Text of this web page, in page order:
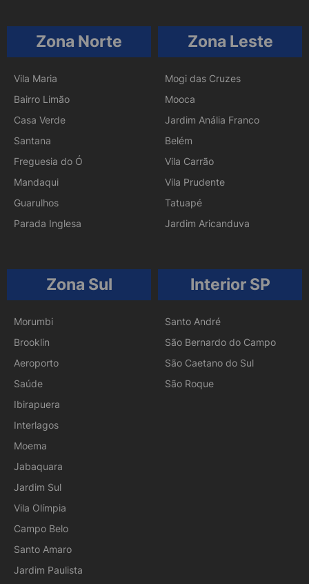
Zona Norte
Vila Maria
Bairro Limão
Casa Verde
Santana
Freguesia do Ó
Mandaqui
Guarulhos
Parada Inglesa
Zona Leste
Mogi das Cruzes
Mooca
Jardim Anália Franco
Belém
Vila Carrão
Vila Prudente
Tatuapé
Jardim Aricanduva
Zona Sul
Morumbi
Brooklin
Aeroporto
Saúde
Ibirapuera
Interlagos
Moema
Jabaquara
Jardim Sul
Vila Olímpia
Campo Belo
Santo Amaro
Jardim Paulista
Interior SP
Santo André
São Bernardo do Campo
São Caetano do Sul
São Roque